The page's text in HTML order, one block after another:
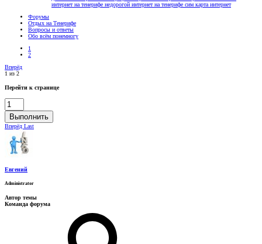
интернет на тенерифе недорогой интернет на тенерифе сим карта интернет
Форумы
Отдых на Тенерифе
Вопросы и ответы
Обо всём понемногу
1
2
Вперёд
1 из 2
Перейти к странице
Выполнить
Вперёд Last
Евгений
Administrator
Автор темы
Команда форума